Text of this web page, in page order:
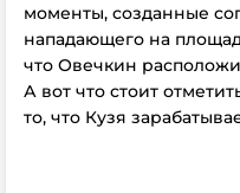
моменты, созданные
нападающего на
что Овечкин
А вот что стоит
то, что Кузя